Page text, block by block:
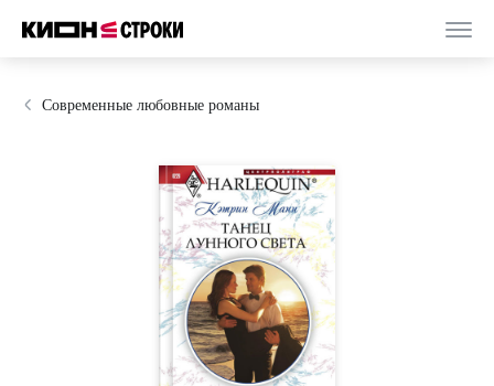
Современные любовные романы